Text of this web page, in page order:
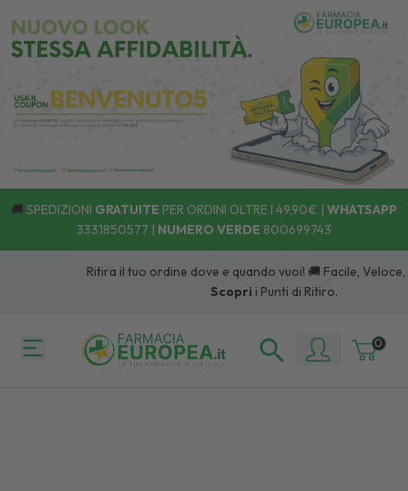
🚚 SPEDIZIONI GRATUITE PER ORDINI OLTRE I 49,90€ | WHATSAPP
3331850577 | NUMERO VERDE 800699743
Ritira il tuo ordine dove e quando vuoi! 🚚 Facile, Veloce,
Scoprii Punti di Ritiro.
0